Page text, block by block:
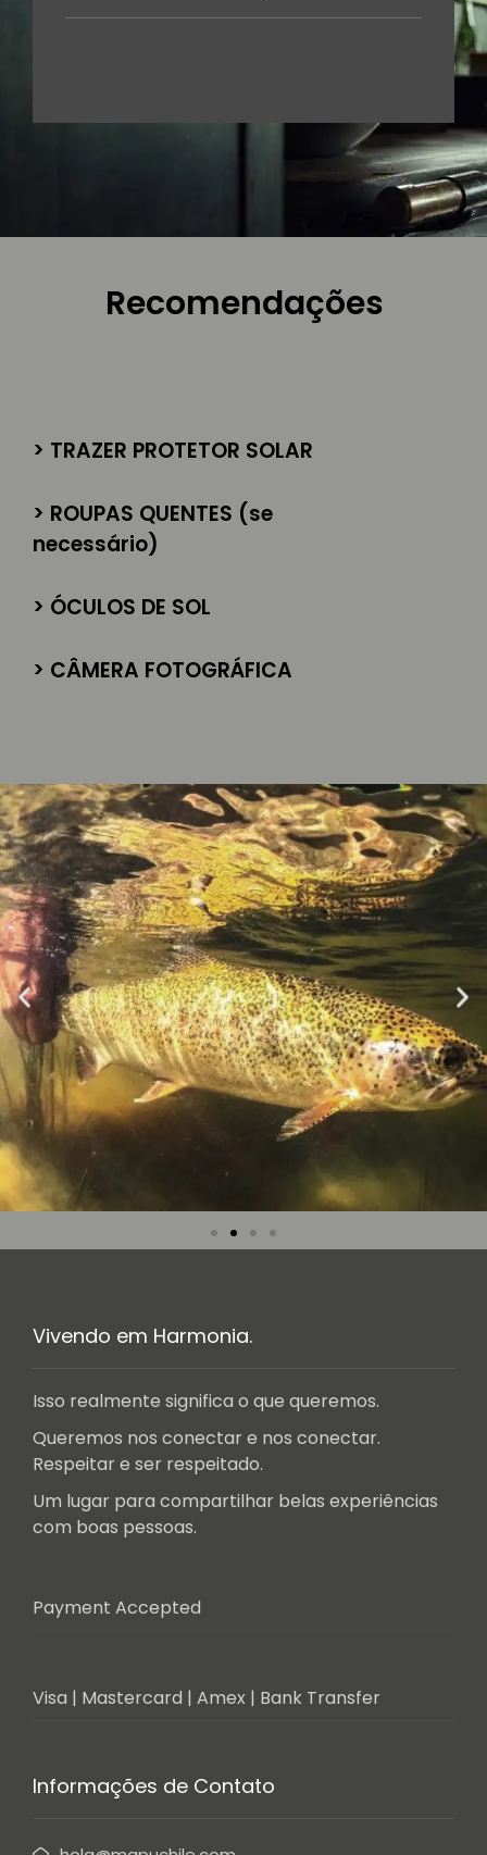
Recomendações
> TRAZER PROTETOR SOLAR
> ROUPAS QUENTES (se
necessário)
> ÓCULOS DE SOL
> CÂMERA FOTOGRÁFICA
Vivendo em Harmonia.
Isso realmente significa o que queremos.
Queremos nos conectar e nos conectar.
Respeitar e ser respeitado.
Um lugar para compartilhar belas experiências
com boas pessoas.
Payment Accepted
Visa | Mastercard | Amex | Bank Transfer
Informações de Contato